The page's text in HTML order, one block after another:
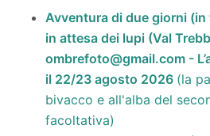
Avventura di due giorni
in attesa dei lupi (Val
ombrefoto@gmail.com -
il 22/23 agosto 2026 (la
bivacco e all'alba del
facoltativa)